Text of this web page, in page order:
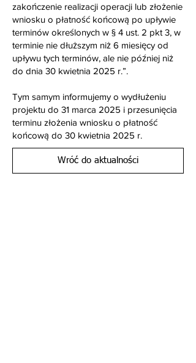
zakończenie realizacji operacji lub złożenie
wniosku o płatność końcową po upływie
terminów określonych w § 4 ust. 2 pkt 3, w
terminie nie dłuższym niż 6 miesięcy od
upływu tych terminów, ale nie później niż
do dnia 30 kwietnia 2025 r.”.
Tym samym informujemy o wydłużeniu
projektu do 31 marca 2025 i przesunięcia
terminu złożenia wniosku o płatność
końcową do 30 kwietnia 2025 r.
Wróć do aktualności